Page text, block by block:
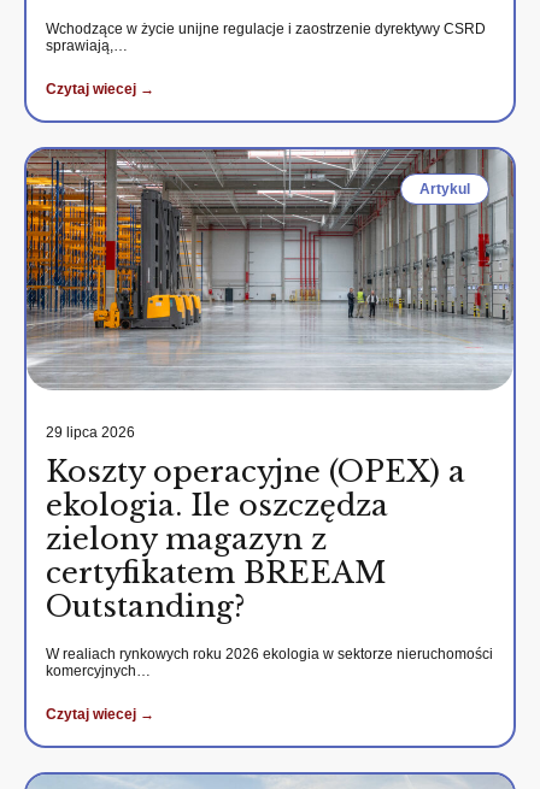
Wchodzące w życie unijne regulacje i zaostrzenie dyrektywy CSRD
sprawiają,…
Czytaj wiecej →
Artykul
29 lipca 2026
Koszty operacyjne (OPEX) a
ekologia. Ile oszczędza
zielony magazyn z
certyfikatem BREEAM
Outstanding?
W realiach rynkowych roku 2026 ekologia w sektorze nieruchomości
komercyjnych…
Czytaj wiecej →